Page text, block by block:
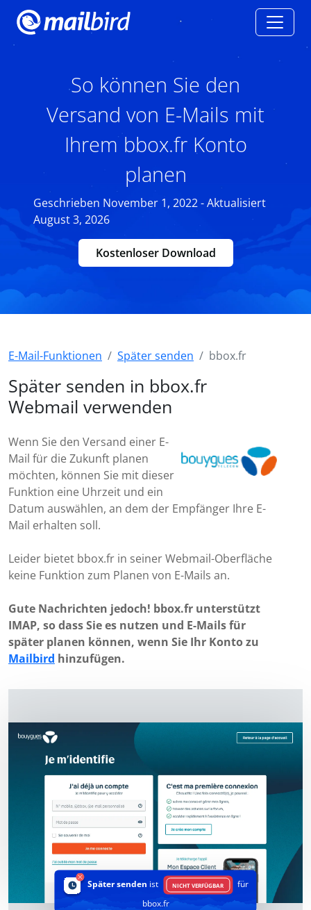
So können Sie den
Versand von E-Mails mit
Ihrem bbox.fr Konto
planen
Geschrieben November 1, 2022 - Aktualisiert
August 3, 2026
Kostenloser Download
E-Mail-Funktionen Später senden bbox.fr
Später senden in bbox.fr
Webmail verwenden
Wenn Sie den Versand einer E-
Mail für die Zukunft planen
möchten, können Sie mit dieser
Funktion eine Uhrzeit und ein
Datum auswählen, an dem der Empfänger Ihre E-
Mail erhalten soll.
Leider bietet bbox.fr in seiner Webmail-Oberfläche
keine Funktion zum Planen von E-Mails an.
Gute Nachrichten jedoch! bbox.fr unterstützt
IMAP, so dass Sie es nutzen und E-Mails für
später planen können, wenn Sie Ihr Konto zu
Mailbird hinzufügen.
Später senden ist NICHT VERFÜGBAR
für
bbox.fr